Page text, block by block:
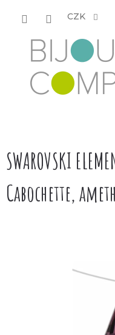
CZK
SWAROVSKI
Cabochette,